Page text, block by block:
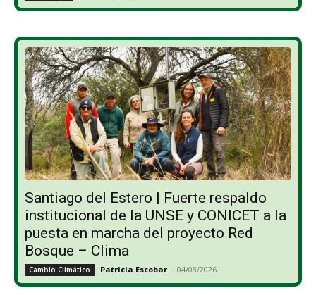
Santiago del Estero | Fuerte respaldo
institucional de la UNSE y CONICET a la
puesta en marcha del proyecto Red
Bosque – Clima
Cambio Climático Patricia Escobar - 04/08/2026